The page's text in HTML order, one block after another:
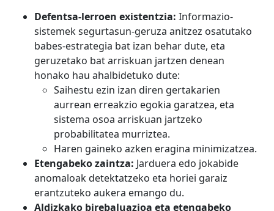
Defentsa-lerroen existentzia: Informazio-
sistemek segurtasun-geruza anitzez osatutako
babes-estrategia bat izan behar dute, eta
geruzetako bat arriskuan jartzen denean
honako hau ahalbidetuko dute:
Saihestu ezin izan diren gertakarien
aurrean erreakzio egokia garatzea, eta
sistema osoa arriskuan jartzeko
probabilitatea murriztea.
Haren gaineko azken eragina minimizatzea.
Etengabeko zaintza: Jarduera edo jokabide
anomaloak detektatzeko eta horiei garaiz
erantzuteko aukera emango du.
Aldizkako birebaluazioa eta etengabeko